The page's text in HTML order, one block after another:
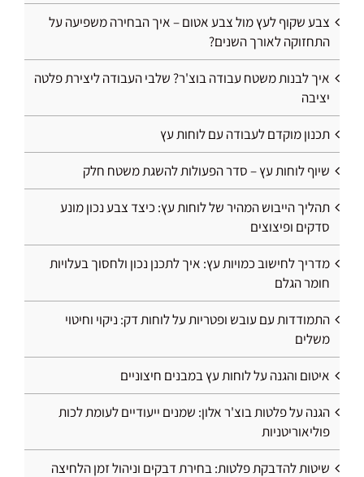
צבע שקוף לעץ מול צבע אטום – איך הבחירה משפיעה על
התחזוקה לאורך השנים?
איך לבנות משטח עבודה בוצ'ר? שלבי העבודה ליצירת פלטה
יציבה
תכנון מוקדם לעבודה עם לוחות עץ
שיוף לוחות עץ – סדר הפעולות להשגת משטח חלק
תהליך הייבוש המהיר של לוחות עץ: כיצד צבע נכון מונע
סדקים ופיצוצים
מדריך לחישוב כמויות עץ: איך לתכנן נכון ולחסוך בעלויות
חומר הגלם
התמודדות עם עובש ופטריות על לוחות דק: ניקוי וחיטוי
משלים
איטום והגנה על לוחות עץ במבנים חיצוניים
הגנה על פלטות בוצ'ר אלון: שמנים ייעודיים לעומת לכות
פוליאוריטניות
שיטות להדבקת פלטות: בחירת דבקים וניהול זמן הלחיצה